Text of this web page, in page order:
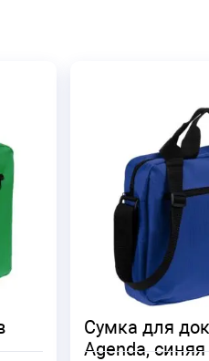
Сумка для
Agenda, синяя